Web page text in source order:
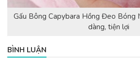
Gấu Bông Capybara Hồng Đeo Bóng
dàng, tiện lợi
BÌNH LUẬN